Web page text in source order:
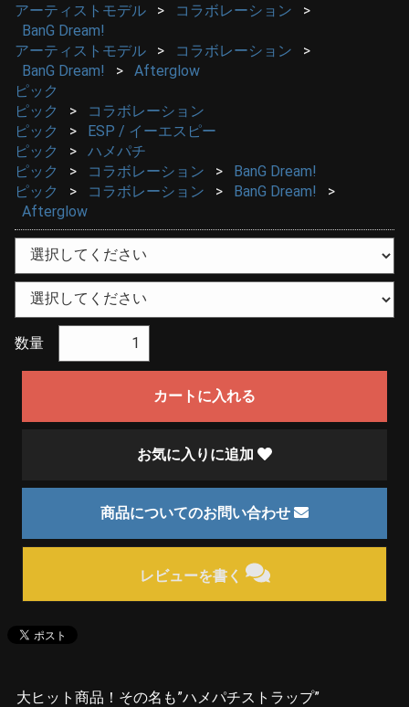
アーティストモデル
コラボレーション
BanG Dream!
アーティストモデル
コラボレーション
BanG Dream!
Afterglow
ピック
ピック
コラボレーション
ピック
ESP / イーエスピー
ピック
ハメパチ
ピック
コラボレーション
BanG Dream!
ピック
コラボレーション
BanG Dream!
Afterglow
数量
カートに入れる
お気に入りに追加
商品についてのお問い合わせ
レビューを書く
大ヒット商品！その名も”ハメパチストラップ”